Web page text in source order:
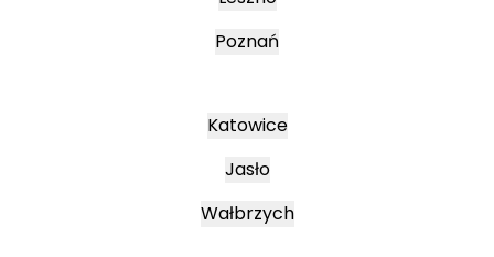
Poznań
Katowice
Jasło
Wałbrzych